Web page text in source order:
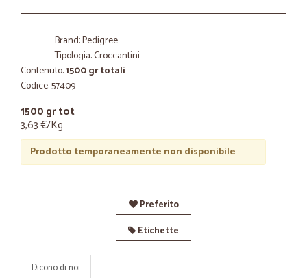
Brand: Pedigree
Tipologia: Croccantini
Contenuto:1500 gr totali
Codice: 57409
1500 gr tot
3,63 €/Kg
Prodotto temporaneamente non disponibile
Preferito
Etichette
Dicono di noi